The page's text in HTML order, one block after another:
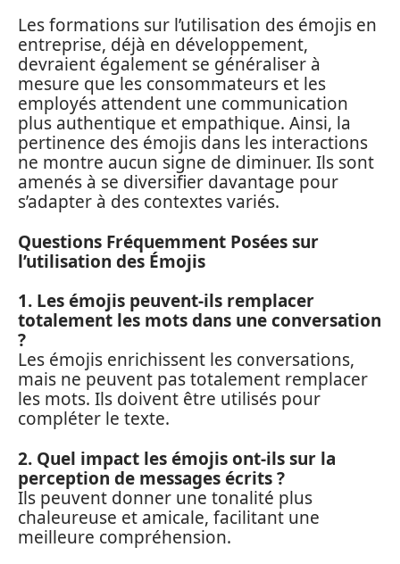
Les formations sur l’utilisation des émojis en
entreprise, déjà en développement,
devraient également se généraliser à
mesure que les consommateurs et les
employés attendent une communication
plus authentique et empathique. Ainsi, la
pertinence des émojis dans les interactions
ne montre aucun signe de diminuer. Ils sont
amenés à se diversifier davantage pour
s’adapter à des contextes variés.
Questions Fréquemment Posées sur
l’utilisation des Émojis
1. Les émojis peuvent-ils remplacer
totalement les mots dans une conversation
?
Les émojis enrichissent les conversations,
mais ne peuvent pas totalement remplacer
les mots. Ils doivent être utilisés pour
compléter le texte.
2. Quel impact les émojis ont-ils sur la
perception de messages écrits ?
Ils peuvent donner une tonalité plus
chaleureuse et amicale, facilitant une
meilleure compréhension.